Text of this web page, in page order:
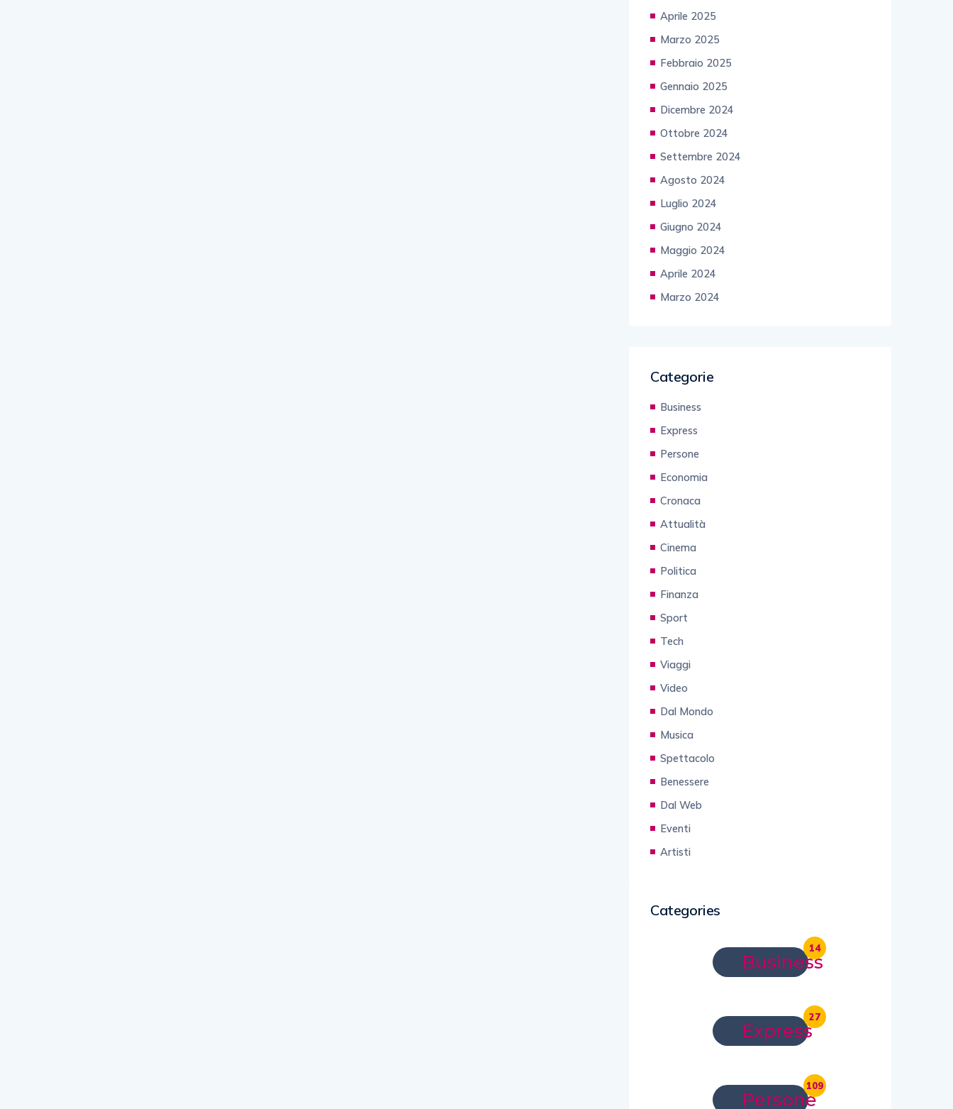
Aprile 2025
Marzo 2025
Febbraio 2025
Gennaio 2025
Dicembre 2024
Ottobre 2024
Settembre 2024
Agosto 2024
Luglio 2024
Giugno 2024
Maggio 2024
Aprile 2024
Marzo 2024
Categorie
Business
Express
Persone
Economia
Cronaca
Attualità
Cinema
Politica
Finanza
Sport
Tech
Viaggi
Video
Dal Mondo
Musica
Spettacolo
Benessere
Dal Web
Eventi
Artisti
Categories
Business
14
Express
27
Persone
109